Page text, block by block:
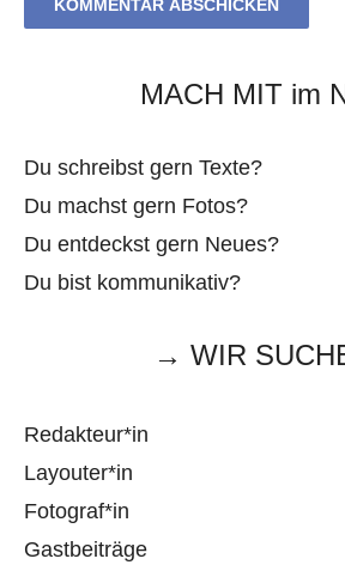
MACH MIT im
Du schreibst gern Texte?
Du machst gern Fotos?
Du entdeckst gern Neues?
Du bist kommunikativ?
→ WIR
Redakteur*in
Layouter*in
Fotograf*in
Gastbeiträge